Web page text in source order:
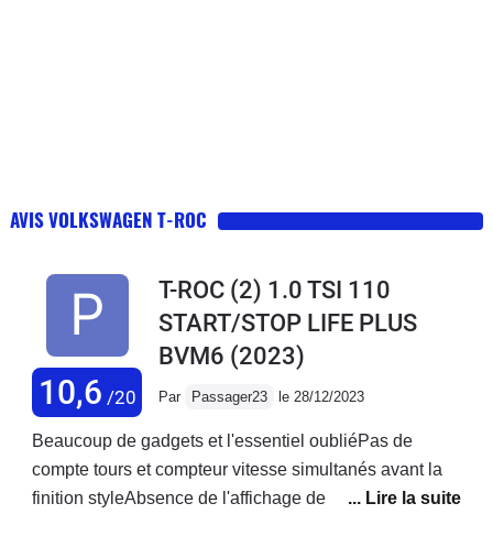
AVIS VOLKSWAGEN T-ROC
10,6 /20
T-ROC (2) 1.0 TSI 110
START/STOP LIFE PLUS
BVM6 (2023)
Par Passager23 le 28/12/2023
Beaucoup de gadgets et l'essentiel oubliéPas de
compte tours et compteur vitesse simultanés avant la
finition styleAbsence de l'affichage de la date alors que